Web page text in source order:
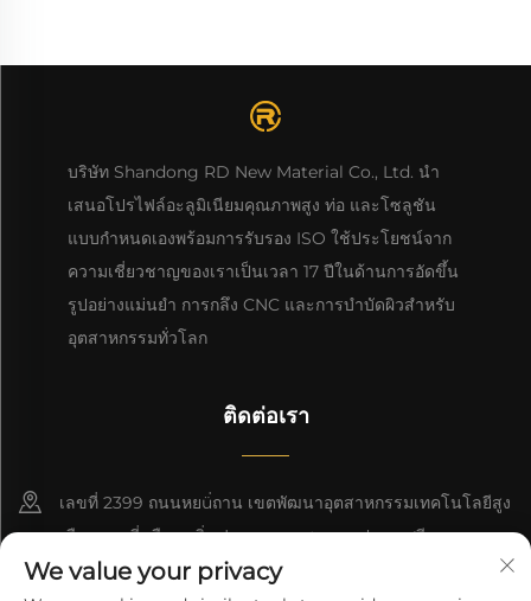
บริษัท Shandong RD New Material Co., Ltd. นำ
เสนอโปรไฟล์อะลูมิเนียมคุณภาพสูง ท่อ และโซลูชัน
แบบกำหนดเองพร้อมการรับรอง ISO ใช้ประโยชน์จาก
ความเชี่ยวชาญของเราเป็นเวลา 17 ปีในด้านการอัดขึ้น
รูปอย่างแม่นยำ การกลึง CNC และการบำบัดผิวสำหรับ
อุตสาหกรรมทั่วโลก
ติดต่อเรา
เลขที่ 2399 ถนนหยü่ถาน เขตพัฒนาอุตสาหกรรมเทคโนโลยีสูง
เมืองเกาหมี่ เมืองเหยิ่นฟาง มณฑลซานตง ประเทศจีน
+86-13964661063
We value your privacy